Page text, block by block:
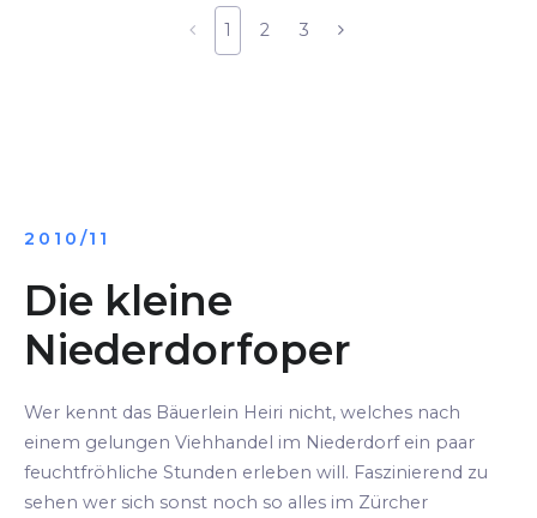
1 2 3
2010/11
Die kleine
Niederdorfoper
Wer kennt das Bäuerlein Heiri nicht, welches nach
einem gelungen Viehhandel im Niederdorf ein paar
feuchtfröhliche Stunden erleben will. Faszinierend zu
sehen wer sich sonst noch so alles im Zürcher